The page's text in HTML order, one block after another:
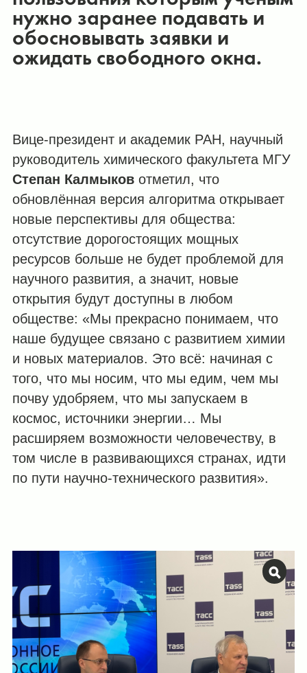
нужно заранее подавать и
обосновывать заявки и
ожидать свободного окна.
Вице-президент и академик РАН, научный
руководитель химического факультета МГУ
Степан Калмыковотметил, что
обновлённая версия алгоритма открывает
новые перспективы для общества:
отсутствие дорогостоящих мощных
ресурсов больше не будет проблемой для
научного развития, а значит, новые
открытия будут доступны в любом
обществе: «Мы прекрасно понимаем, что
наше будущее связано с развитием химии
и новых материалов. Это всё: начиная с
того, что мы носим, что мы едим, чем мы
почву удобряем, что мы запускаем в
космос, источники энергии… Мы
расширяем возможности человечеству, в
том числе в развивающихся странах, идти
по пути научно-технического развития».